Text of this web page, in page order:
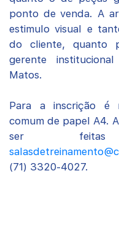
ponto de venda. A
estimulo visual e
do cliente, quanto
gerente
Matos.
Para a inscrição é
comum de papel A4.
ser
(71) 3320-4027.